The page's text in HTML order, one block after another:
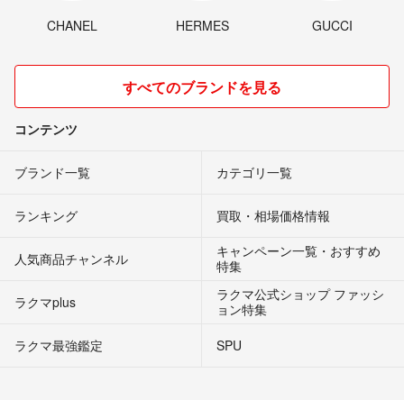
CHANEL HERMES GUCCI
すべてのブランドを見る
コンテンツ
ブランド一覧 カテゴリ一覧
ランキング 買取・相場価格情報
人気商品チャンネル
キャンペーン一覧・おすすめ
特集
ラクマplus
ラクマ公式ショップ ファッシ
ョン特集
ラクマ最強鑑定
SPU